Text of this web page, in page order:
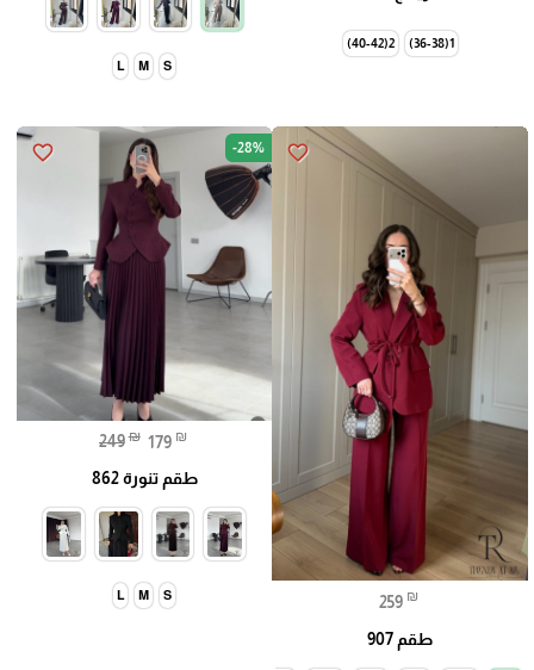
🎓
1(36-38)
2(40-42)
S
M
L
favorite_border
259 ₪
طقم 907
favorite_border -28%
249 ₪ 179 ₪
طقم تنورة 862
S
M
L